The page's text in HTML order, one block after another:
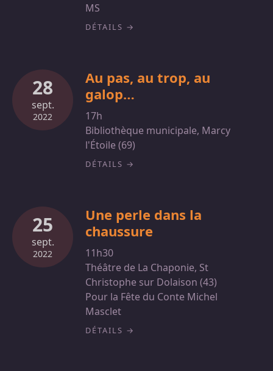
MS
DÉTAILS
28
sept.
2022
Au pas, au trop, au
galop…
17h
Bibliothèque municipale, Marcy
l'Étoile (69)
DÉTAILS
25
sept.
2022
Une perle dans la
chaussure
11h30
Théâtre de La Chaponie, St
Christophe sur Dolaison (43)
Pour la Fête du Conte Michel
Masclet
DÉTAILS